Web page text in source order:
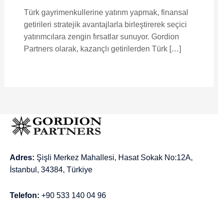
Türk gayrimenkullerine yatırım yapmak, finansal
getirileri stratejik avantajlarla birleştirerek seçici
yatırımcılara zengin fırsatlar sunuyor. Gordion
Partners olarak, kazançlı getirilerden Türk […]
Adres: Şişli Merkez Mahallesi, Hasat Sokak No:12A,
İstanbul, 34384, Türkiye
Telefon: +90 533 140 04 96